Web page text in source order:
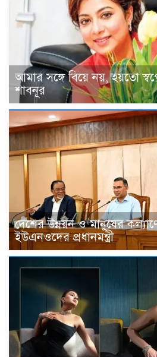
আমার সঙ্গে বিয়ে নয়, হয়তো
শাবনূর
দেশের উন্নয়ন ও মানুষের
ইউএনওদের প্রধানমন্ত্রী